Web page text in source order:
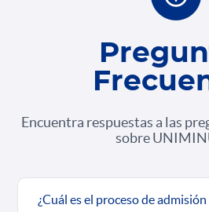
Encuentra respuestas a las
sobre
¿Cuál es el proceso de